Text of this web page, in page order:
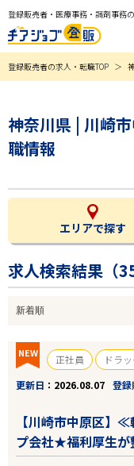
登録販売者・医療事務・調剤事務
登録販売者の求人・転職TOP
神奈川県 | 川崎
職情報
エリアで探す
求人検索結果（
NEW 正社員
ドラ
更新日
2026.08.07 登録
【川崎市中原区】
プ会社★福利厚生が